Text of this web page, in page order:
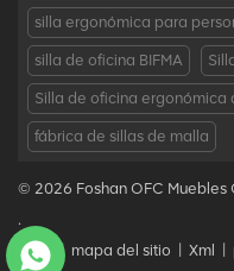
silla ergonómica para
silla de oficina BIFMA
Silla de oficina ergonómica
fábrica de sillas de malla
© 2026 Foshan OFC Muebles
.
Blog
| mapa del sitio Xml